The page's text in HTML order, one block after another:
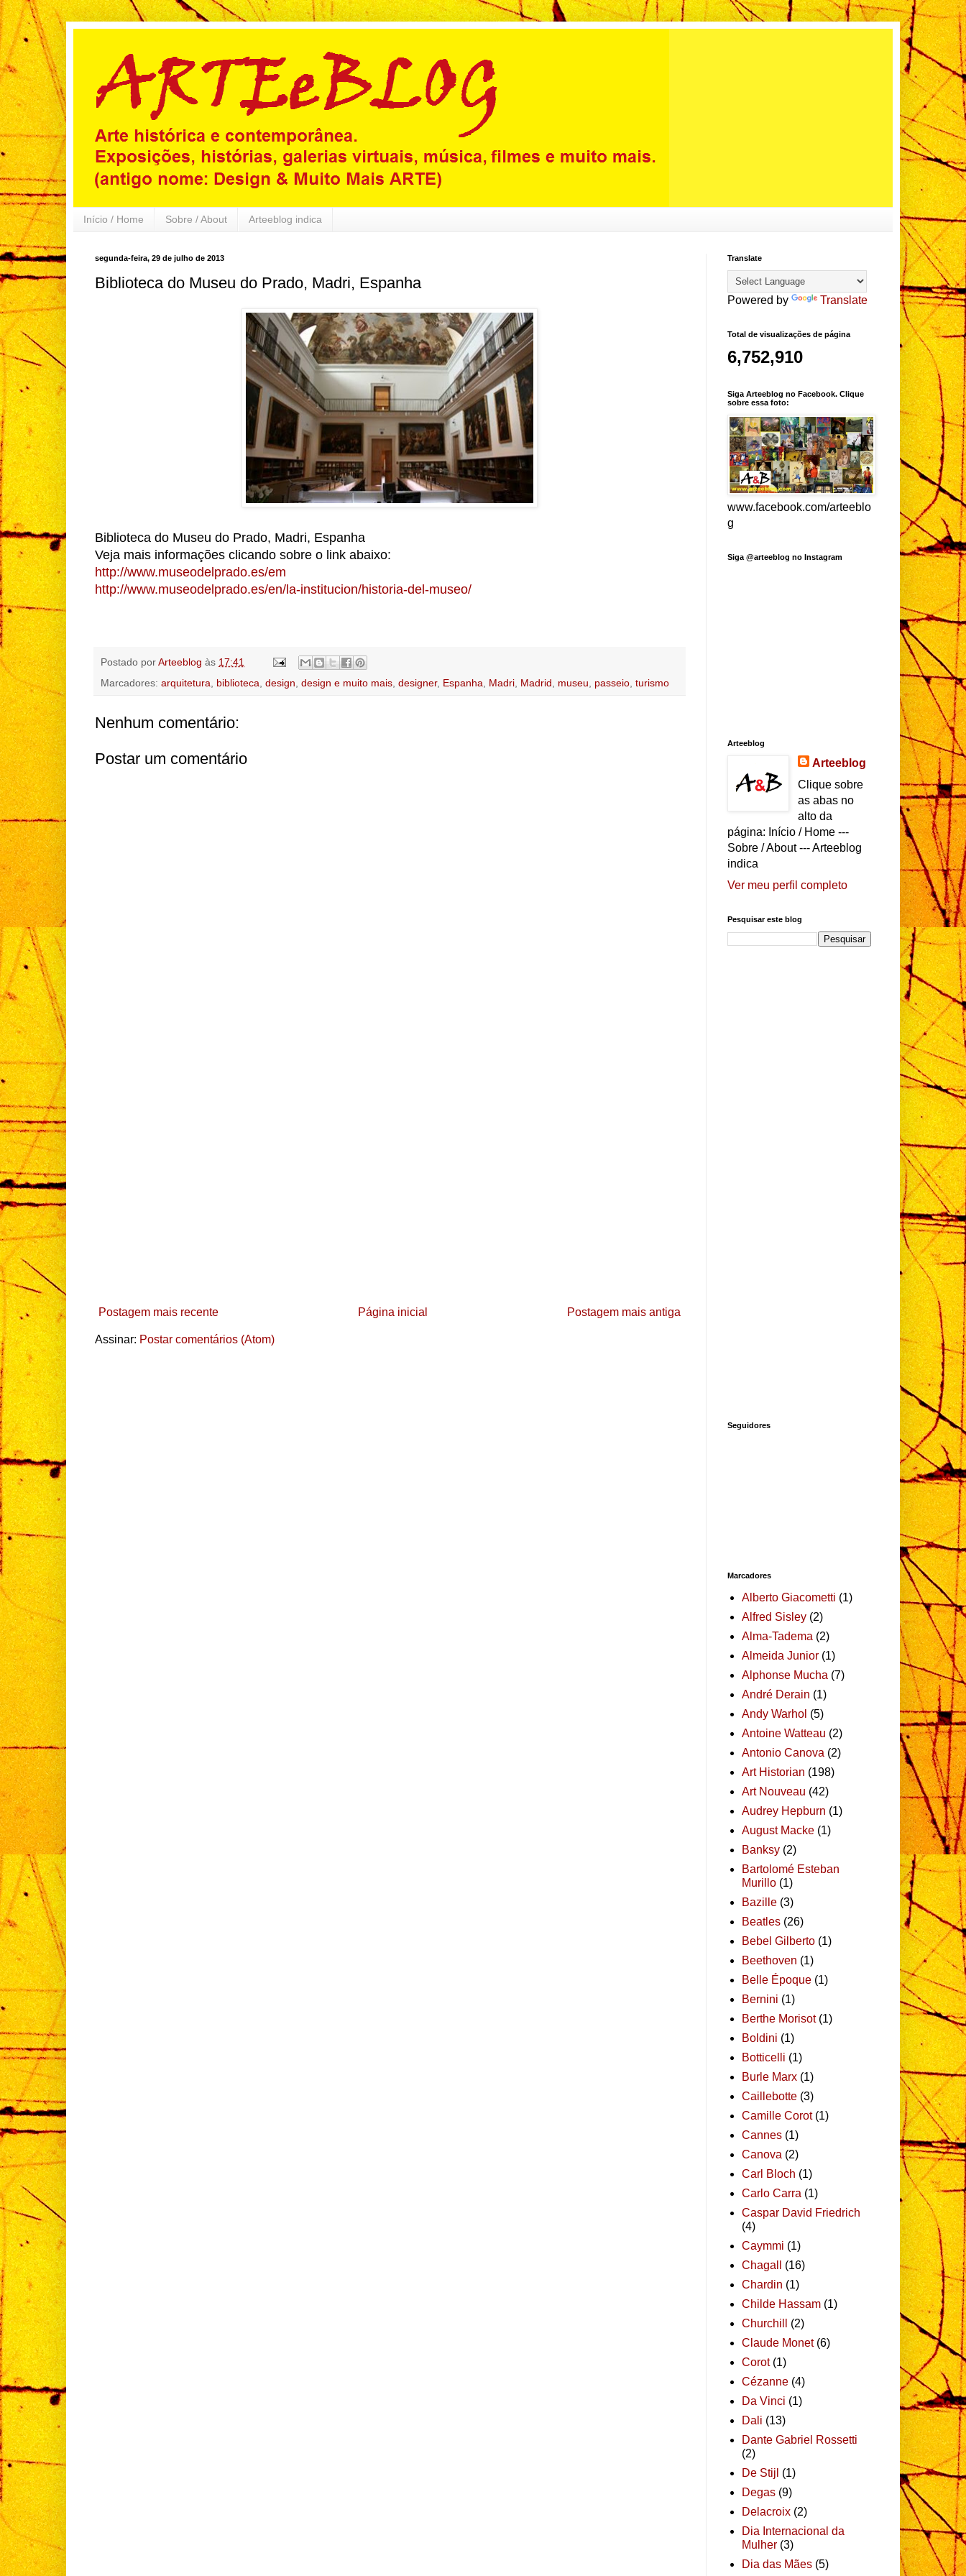
Início / Home Sobre / About Arteeblog indica
segunda-feira, 29 de julho de 2013
Biblioteca do Museu do Prado, Madri, Espanha
Biblioteca do Museu do Prado, Madri, Espanha
Veja mais informações clicando sobre o link abaixo:
http://www.museodelprado.es/em
http://www.museodelprado.es/en/la-institucion/historia-del-museo/
Postado porArteeblog às 17:41
Marcadores: arquitetura biblioteca design design e muito mais designer, Espanha Madri Madrid museu passeio turismo
Nenhum comentário:
Postar um comentário
Postagem mais recente Postagem mais antiga
Página inicial
Assinar: Postar comentários (Atom)
Translate
Powered by Translate
Total de visualizações de página
6,752,910
Siga Arteeblog no Facebook. Clique
sobre essa foto:
www.facebook.com/arteeblo
g
Siga @arteeblog no Instagram
Arteeblog
Arteeblog
Clique sobre
as abas no
alto da
página: Início / Home ---
Sobre / About --- Arteeblog
indica
Ver meu perfil completo
Pesquisar este blog
Seguidores
Marcadores
Alberto Giacometti (1)
Alfred Sisley (2)
Alma-Tadema (2)
Almeida Junior (1)
Alphonse Mucha (7)
André Derain (1)
Andy Warhol (5)
Antoine Watteau (2)
Antonio Canova (2)
Art Historian (198)
Art Nouveau (42)
Audrey Hepburn (1)
August Macke (1)
Banksy (2)
Bartolomé Esteban
Murillo (1)
Bazille (3)
Beatles (26)
Bebel Gilberto (1)
Beethoven (1)
Belle Époque (1)
Bernini (1)
Berthe Morisot (1)
Boldini (1)
Botticelli (1)
Burle Marx (1)
Caillebotte (3)
Camille Corot (1)
Cannes (1)
Canova (2)
Carl Bloch (1)
Carlo Carra (1)
Caspar David Friedrich
(4)
Caymmi (1)
Chagall
(16)
Chardin (1)
Childe Hassam (1)
Churchill
(2)
Claude Monet (6)
Corot (1)
Cézanne (4)
Da Vinci (1)
Dali (13)
Dante Gabriel Rossetti
(2)
De Stijl (1)
Degas (9)
Delacroix (2)
Dia Internacional da
Mulher (3)
Dia das Mães (5)